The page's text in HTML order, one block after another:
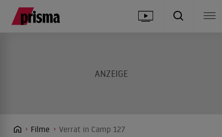
Filme Verrat in Camp 127